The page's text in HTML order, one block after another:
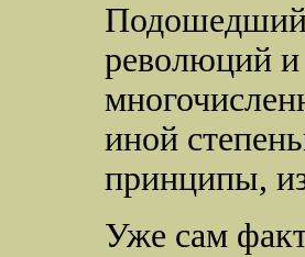
революций
иной
принципы,
Уже сам